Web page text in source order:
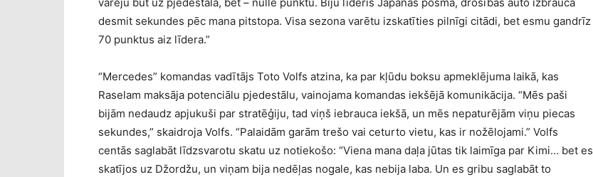
varēju būt uz pjedestāla, bet – nulle punktu. Biju līderis Japānas posmā, drošības auto izbrauca
desmit sekundes pēc mana pitstopa. Visa sezona varētu izskatīties pilnīgi citādi, bet esmu gandrīz
70 punktus aiz līdera.”
“Mercedes” komandas vadītājs Toto Volfs atzina, ka par kļūdu boksu apmeklējuma laikā, kas
Raselam maksāja potenciālu pjedestālu, vainojama komandas iekšējā komunikācija. “Mēs paši
bijām nedaudz apjukuši par stratēģiju, tad viņš iebrauca iekšā, un mēs nepaturējām viņu piecas
sekundes,” skaidroja Volfs. “Palaidām garām trešo vai ceturto vietu, kas ir nožēlojami.” Volfs
centās saglabāt līdzsvarotu skatu uz notiekošo: “Viena mana daļa jūtas tik laimīga par Kimi… bet es
skatījos uz Džordžu, un viņam bija nedēļas nogale, kas nebija laba. Un es gribu saglabāt to